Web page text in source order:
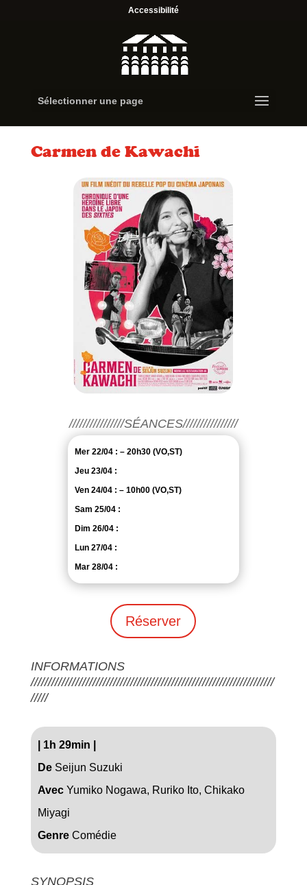
Accessibilité
Sélectionner une page
Carmen de Kawachi
////////////////SÉANCES////////////////
Mer 22/04 : – 20h30 (VO,ST)
Jeu 23/04 :
Ven 24/04 : – 10h00 (VO,ST)
Sam 25/04 :
Dim 26/04 :
Lun 27/04 :
Mar 28/04 :
Réserver
INFORMATIONS
///////////////////////////////////////////////////////////////////////
/////
1h 29min
DeSeijun Suzuki
AvecYumiko Nogawa, Ruriko Ito, Chikako
Miyagi
GenreComédie
SYNOPSIS